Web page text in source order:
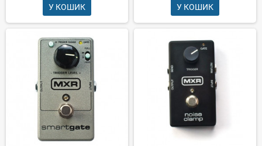
У КОШИК У КОШИК